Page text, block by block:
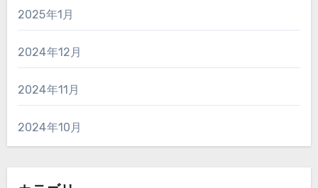
2025年1月
2024年12月
2024年11月
2024年10月